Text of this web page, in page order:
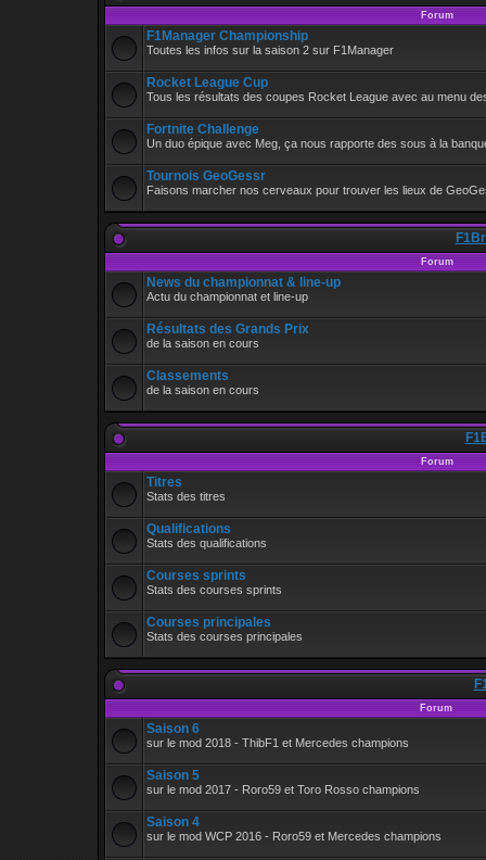
Forum
F1Manager Championship
Toutes les infos sur la saison 2 sur F1Manager
Rocket League Cup
Tous les résultats des coupes Rocket League avec au menu
Fortnite Challenge
Un duo épique avec Meg, ça nous rapporte des sous à la
Tournois GeoGessr
Faisons marcher nos cerveaux pour trouver les lieux de
Forum
News du championnat & line-up
Actu du championnat et line-up
Résultats des Grands Prix
de la saison en cours
Classements
de la saison en cours
Forum
Titres
Stats des titres
Qualifications
Stats des qualifications
Courses sprints
Stats des courses sprints
Courses principales
Stats des courses principales
Forum
Saison 6
sur le mod 2018 - ThibF1 et Mercedes champions
Saison 5
sur le mod 2017 - Roro59 et Toro Rosso champions
Saison 4
sur le mod WCP 2016 - Roro59 et Mercedes champions